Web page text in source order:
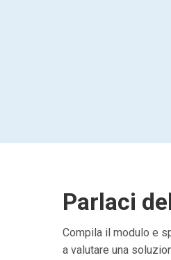
Parlaci
Compila il modulo e
a valutare una